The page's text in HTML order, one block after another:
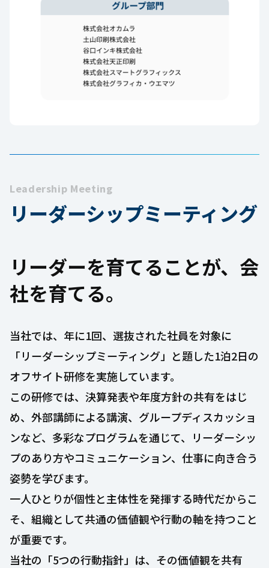
Leadership Meeting
リーダーシップミーティング
リーダーを育てることが、 会
社を育てる。
当社では、年に1回、選抜された社員を対象に
「リーダーシップミーティング」と題した1泊2日の
オフサイト研修を実施しています。
この研修では、決算発表や年度方針の共有をはじ
め、外部講師による講演、グループディスカッショ
ンなど、多彩なプログラムを通じて、リーダーシッ
プのあり方やコミュニケーション、仕事に向き合う
姿勢を学びます。
一人ひとりが個性と主体性を発揮する時代だからこ
そ、組織として共通の価値観や行動の軸を持つこと
が重要です。
当社の「5つの行動指針」は、その価値観を共有